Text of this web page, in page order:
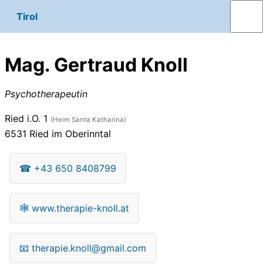
Tirol
Mag. Gertraud Knoll
Psychotherapeutin
Ried i.O. 1 (Heim Santa Katharina)
6531 Ried im Oberinntal
☎ +43 650 8408799
🕸 www.therapie-knoll.at
📧 therapie.knoll@gmail.com